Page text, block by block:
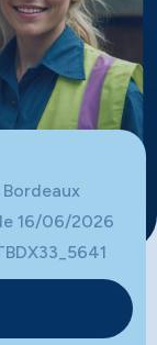
16/06/2026